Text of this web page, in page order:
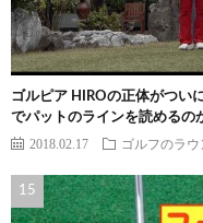
ゴルピア HIROの正体がつい
でパットのラインを読める
2018.02.17 ゴルフのラウ